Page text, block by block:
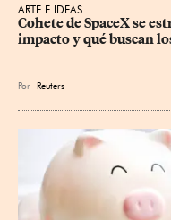
ARTE E IDEAS
Cohete de SpaceX se
impacto y qué buscan
Por Reuters